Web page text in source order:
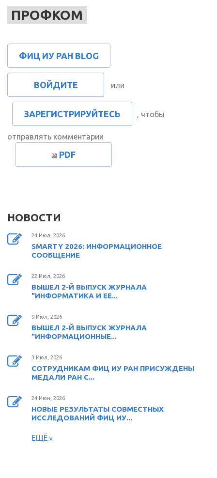
ПРОФКОМ
ФИЦ ИУ РАН BLOG
ВОЙДИТЕ или
ЗАРЕГИСТРИРУЙТЕСЬ , чтобы
отправлять комментарии
PDF
НОВОСТИ
24 Июл, 2026
SMARTY 2026: ИНФОРМАЦИОННОЕ
СООБЩЕНИЕ
22 Июл, 2026
ВЫШЕЛ 2-Й ВЫПУСК ЖУРНАЛА
"ИНФОРМАТИКА И ЕЕ...
9 Июл, 2026
ВЫШЕЛ 2-Й ВЫПУСК ЖУРНАЛА
"ИНФОРМАЦИОННЫЕ...
3 Июл, 2026
СОТРУДНИКАМ ФИЦ ИУ РАН ПРИСУЖДЕНЫ
МЕДАЛИ РАН С...
24 Июн, 2026
НОВЫЕ РЕЗУЛЬТАТЫ СОВМЕСТНЫХ
ИССЛЕДОВАНИЙ ФИЦ ИУ...
ЕЩЁ